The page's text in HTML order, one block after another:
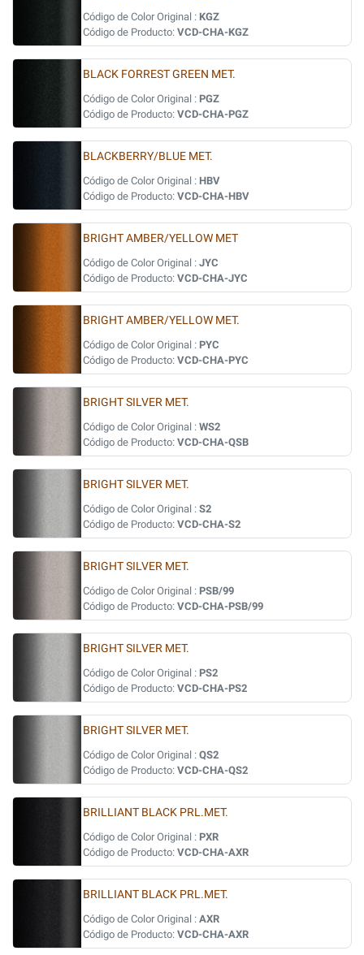
Código de Color Original : KGZ
Código de Producto: VCD-CHA-KGZ
BLACK FORREST GREEN MET.
Código de Color Original : PGZ
Código de Producto: VCD-CHA-PGZ
BLACKBERRY/BLUE MET.
Código de Color Original : HBV
Código de Producto: VCD-CHA-HBV
BRIGHT AMBER/YELLOW MET
Código de Color Original : JYC
Código de Producto: VCD-CHA-JYC
BRIGHT AMBER/YELLOW MET.
Código de Color Original : PYC
Código de Producto: VCD-CHA-PYC
BRIGHT SILVER MET.
Código de Color Original : WS2
Código de Producto: VCD-CHA-QSB
BRIGHT SILVER MET.
Código de Color Original : S2
Código de Producto: VCD-CHA-S2
BRIGHT SILVER MET.
Código de Color Original : PSB/99
Código de Producto: VCD-CHA-PSB/99
BRIGHT SILVER MET.
Código de Color Original : PS2
Código de Producto: VCD-CHA-PS2
BRIGHT SILVER MET.
Código de Color Original : QS2
Código de Producto: VCD-CHA-QS2
BRILLIANT BLACK PRL.MET.
Código de Color Original : PXR
Código de Producto: VCD-CHA-AXR
BRILLIANT BLACK PRL.MET.
Código de Color Original : AXR
Código de Producto: VCD-CHA-AXR